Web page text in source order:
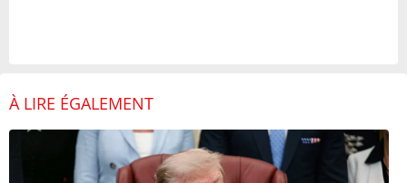
À LIRE ÉGALEMENT